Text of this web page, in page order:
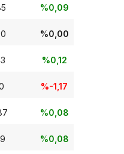
%0,09
%0,00
%0,12
%-1,17
%0,08
%0,08